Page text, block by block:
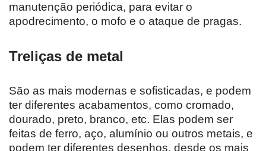
manutenção periódica, para evitar o
apodrecimento, o mofo e o ataque de pragas.
Treliças de metal
São as mais modernas e sofisticadas, e podem
ter diferentes acabamentos, como cromado,
dourado, preto, branco, etc. Elas podem ser
feitas de ferro, aço, alumínio ou outros metais, e
podem ter diferentes desenhos, desde os mais